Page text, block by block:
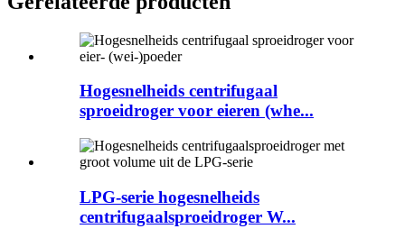
Hogesnelheids centrifugaal
sproeidroger voor eieren (whe...
LPG-serie hogesnelheids
centrifugaalsproeidroger W...